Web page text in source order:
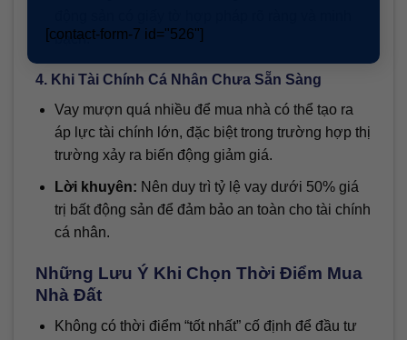
[contact-form-7 id="526"]
bạch.
4. Khi Tài Chính Cá Nhân Chưa Sẵn Sàng
Vay mượn quá nhiều để mua nhà có thể tạo ra
áp lực tài chính lớn, đặc biệt trong trường hợp thị
trường xảy ra biến động giảm giá.
Lời khuyên: Nên duy trì tỷ lệ vay dưới 50% giá
trị bất động sản để đảm bảo an toàn cho tài chính
cá nhân.
Những Lưu Ý Khi Chọn Thời Điểm Mua
Nhà Đất
Không có thời điểm “tốt nhất” cố định để đầu tư